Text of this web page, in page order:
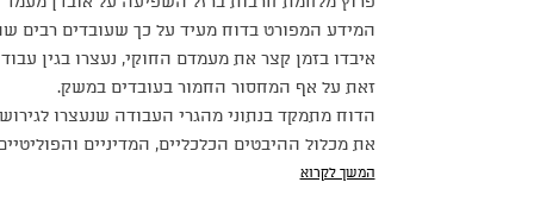
המידע המפורט בדוח מעיד על כך שעובדים רבים
איבדו בזמן קצר את מעמדם החוקי, נעצרו בגין
זאת על אף המחסור החמור בעובדים במשק.
הדוח מתמקד בנתוני מהגרי העבודה שנעצרו
את מכלול ההיבטים הכלכליים, המדיניים
המשך לקרוא